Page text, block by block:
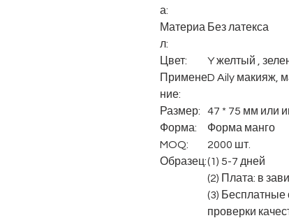
а:
Материа
л:
Без латекса
Цвет: Yжелтый
,
Примене
ние:
D Aily макияж,
Размер:
47 * 75 мм или
Форма:
Форма манго
MOQ:
2000 шт.
Образец:(1) 5-7 дней
(2) Плата: в
(3) Бесплатные
проверки